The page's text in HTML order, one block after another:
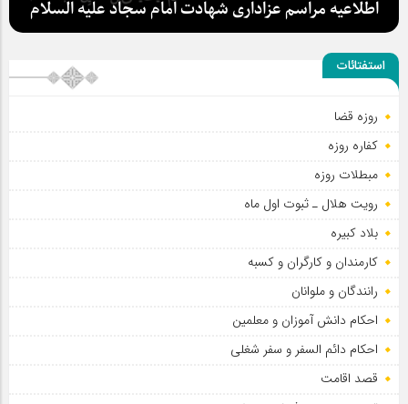
اطلاعیه مراسم عزاداری شهادت امام سجاد علیه السلام
استفتائات
روزه قضا
کفاره روزه
مبطلات روزه
رویت هلال ـ ثبوت اول ماه
بلاد کبیره
کارمندان و کارگران و کسبه
رانندگان و ملوانان
احکام دانش آموزان و معلمین
احکام دائم السفر و سفر شغلی
قصد اقامت